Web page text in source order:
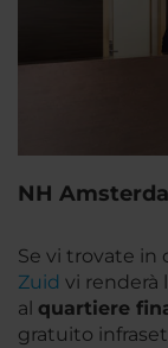
NH
Se vi trovate in
Zuid vi renderà
al quartiere
gratuito